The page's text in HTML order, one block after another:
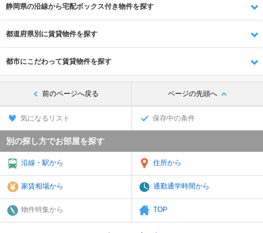
静岡県の沿線から宅配ボックス付き物件を探す
都道府県別に賃貸物件を探す
都市にこだわって賃貸物件を探す
前のページへ戻る ページの先頭へ
気になるリスト 保存中の条件
別の探し方でお部屋を探す
沿線・駅から 住所から
家賃相場から 通勤通学時間から
物件特集から TOP